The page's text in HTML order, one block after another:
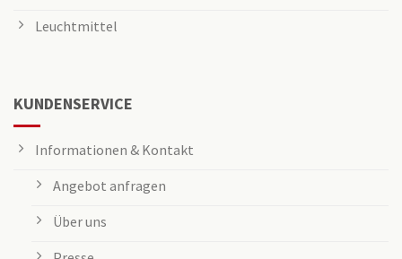
Leuchtmittel
KUNDENSERVICE
Informationen & Kontakt
Angebot anfragen
Über uns